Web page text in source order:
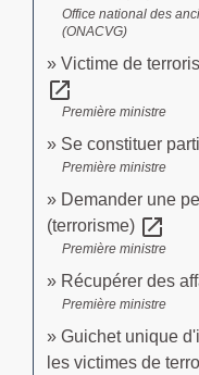
Office national des
(ONACVG)
Victime de
open_in_new
Première ministre
Se constituer
Première ministre
Demander une
(terrorisme) open_in_new
Première ministre
Récupérer des
Première ministre
Guichet unique
les victimes de